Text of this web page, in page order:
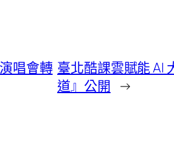
唱會轉 臺北酷課雲賦能 AI
道』公開 →